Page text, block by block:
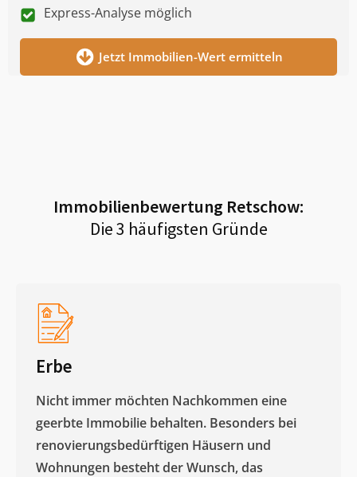
Express-Analyse möglich
Jetzt Immobilien-Wert ermitteln
Immobilienbewertung Retschow:
Die 3 häufigsten Gründe
Erbe
Nicht immer möchten Nachkommen eine
geerbte Immobilie behalten. Besonders bei
renovierungsbedürftigen Häusern und
Wohnungen besteht der Wunsch, das